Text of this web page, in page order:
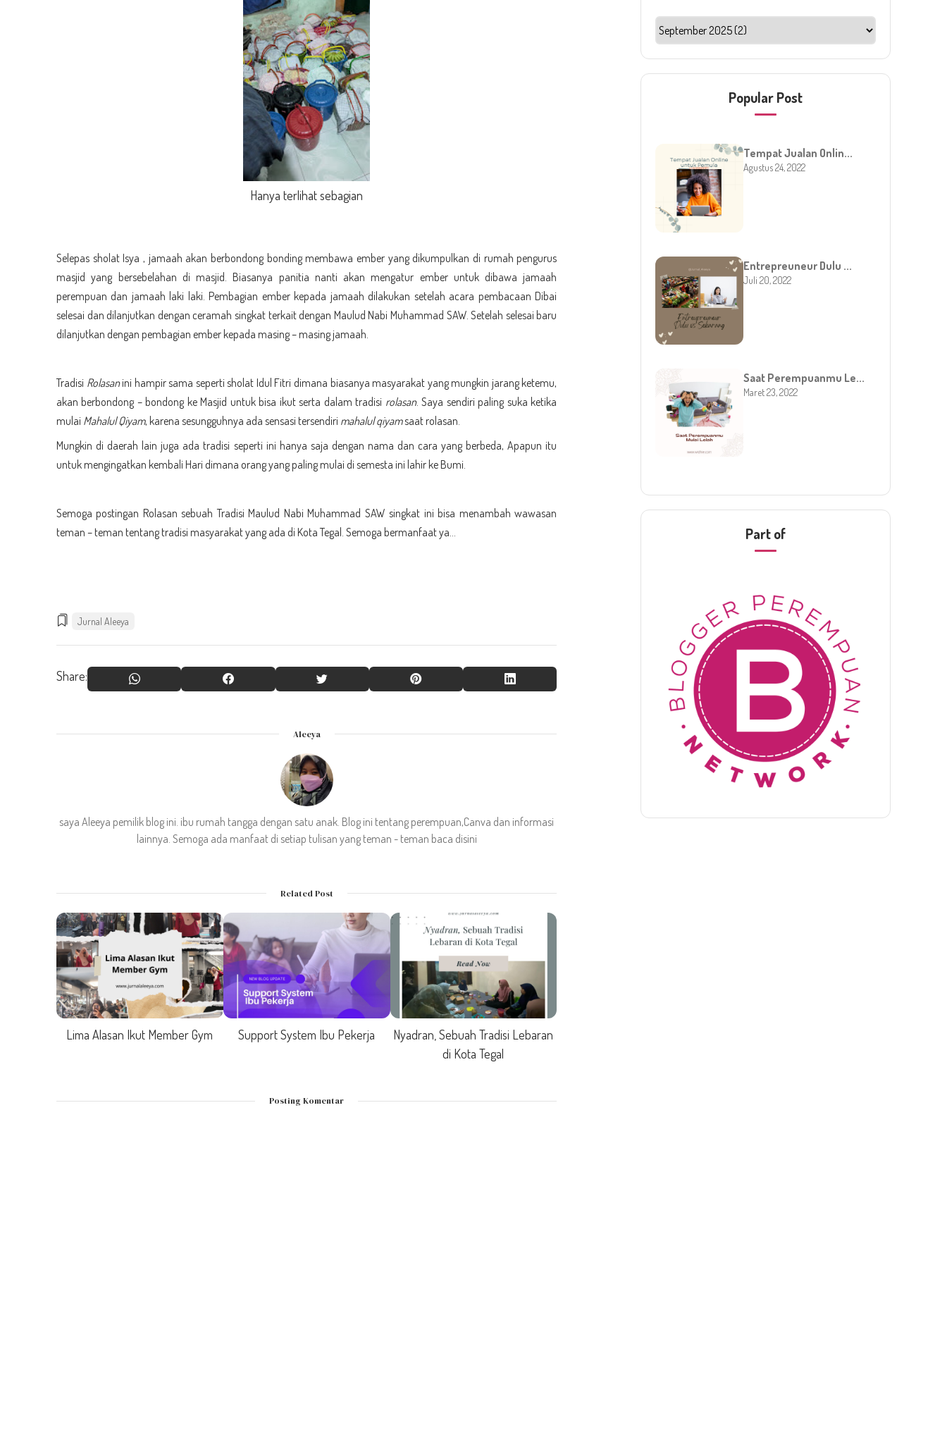
Hanya terlihat sebagian
Selepas sholat Isya , jamaah akan berbondong bonding membawa ember yang dikumpulkan di rumah pengurus
masjid yang bersebelahan di masjid. Biasanya panitia nanti akan mengatur ember untuk dibawa jamaah
perempuan dan jamaah laki laki. Pembagian ember kepada jamaah dilakukan setelah acara pembacaan Dibai
selesai dan dilanjutkan dengan ceramah singkat terkait dengan Maulud Nabi Muhammad SAW. Setelah selesai baru
dilanjutkan dengan pembagian ember kepada masing – masing jamaah.
Tradisi Rolasanini hampir sama seperti sholat Idul Fitri dimana biasanya masyarakat yang mungkin jarang ketemu,
akan berbondong – bondong ke Masjid untuk bisa ikut serta dalam tradisi rolasan. Saya sendiri paling suka ketika
mulai Mahalul Qiyam, karena sesungguhnya ada sensasi tersendiri mahalul qiyamsaat rolasan.
Mungkin di daerah lain juga ada tradisi seperti ini hanya saja dengan nama dan cara yang berbeda, Apapun itu
untuk mengingatkan kembali Hari dimana orang yang paling mulai di semesta ini lahir ke Bumi.
Semoga postingan Rolasan sebuah Tradisi Maulud Nabi Muhammad SAW singkat ini bisa menambah wawasan
teman – teman tentang tradisi masyarakat yang ada di Kota Tegal. Semoga bermanfaat ya…
Jurnal Aleeya
Share:
Aleeya
saya Aleeya pemilik blog ini. ibu rumah tangga dengan satu anak. Blog ini tentang perempuan,Canva dan informasi
lainnya. Semoga ada manfaat di setiap tulisan yang teman - teman baca disini
Related Post
Lima Alasan Ikut Member Gym Support System Ibu Pekerja
Nyadran, Sebuah Tradisi Lebaran
di Kota Tegal
Posting Komentar
Popular Post
Tempat Jualan Onlin...
Agustus 24, 2022
Entrepreuneur Dulu ...
Juli 20, 2022
Saat Perempuanmu Le...
Maret 23, 2022
Part of